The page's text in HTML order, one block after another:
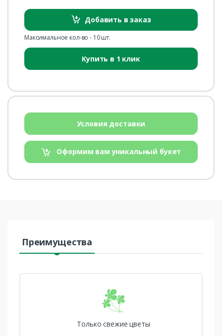
Добавить в заказ
Максимальное кол-во - 10 шт.
Купить в 1 клик
Условия доставки
Оформим вам уникальный букет
Преимущества
Только свежие цветы